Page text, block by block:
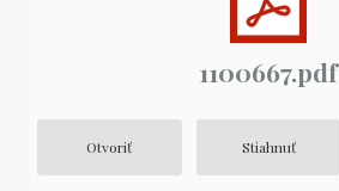
1100667.pdf
Otvoriť Stiahnuť